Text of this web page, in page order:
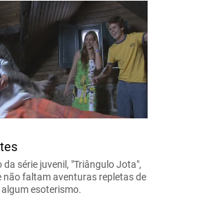
da série juvenil, "Triângulo Jota",
não faltam aventuras repletas de
esoterismo.